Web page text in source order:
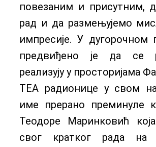
повезаним и присутним,
рад и да размењујемо
импресије. У дугорочном
предвиђено је да се
реализују у просторијама
ТЕА радионице у свом
име прерано преминуле
Теодоре Маринковић
свог кратког рада на